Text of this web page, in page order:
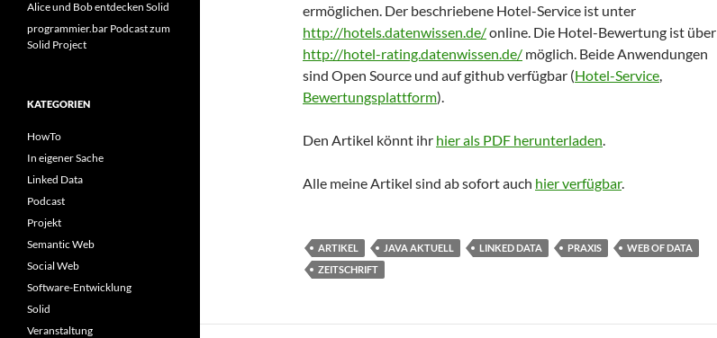
ermöglichen. Der beschriebene Hotel-Service ist unter
http://hotels.datenwissen.de/online. Die Hotel-Bewertung ist über
http://hotel-rating.datenwissen.de/ möglich. Beide Anwendungen
sind Open Source und auf github verfügbar (Hotel-Service,
Bewertungsplattform).
Den Artikel könnt ihr hier als PDF herunterladen.
Alle meine Artikel sind ab sofort auch hier verfügbar.
ARTIKEL JAVA AKTUELL LINKED DATA PRAXIS
WEB OF DATA
ZEITSCHRIFT
Alice und Bob entdecken Solid
programmier.bar Podcast zum
Solid Project
KATEGORIEN
HowTo
In eigener Sache
Linked Data
Podcast
Projekt
Semantic Web
Social Web
Software-Entwicklung
Solid
Veranstaltung